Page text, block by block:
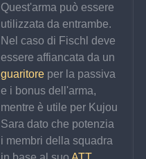
Quest'arma può essere
utilizzata da entrambe.
Nel caso di Fischl deve
essere affiancata da un
guaritore per la passiva
e i bonus dell'arma,
mentre è utile per Kujou
Sara dato che potenzia
i membri della squadra